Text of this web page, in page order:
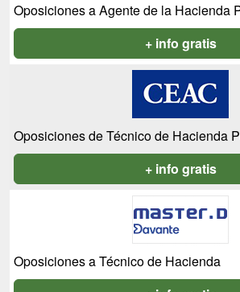
Oposiciones a Agente de la Hacienda
+ info gratis
Oposiciones de Técnico de Hacienda
+ info gratis
Oposiciones a Técnico de Hacienda